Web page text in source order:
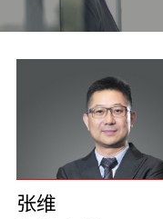
张维